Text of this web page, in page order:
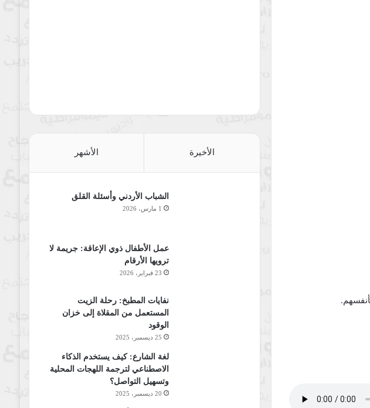
الأخيرة الأشهر
الشباب الأردني وأسئلة القلق
1 مارس، 2026
عمل الأطفال ذوي الإعاقة: جريمة لا
ترويها الأرقام
23 فبراير، 2026
نفايات المطبخ: رحلة الزيت
المستعمل من المقلاة إلى خزان
الوقود
25 ديسمبر، 2025
لغة الشارع: كيف يستخدم الذكاء
الاصطناعي لترجمة اللهجات المحلية
وتسهيل التواصل؟
20 ديسمبر، 2025